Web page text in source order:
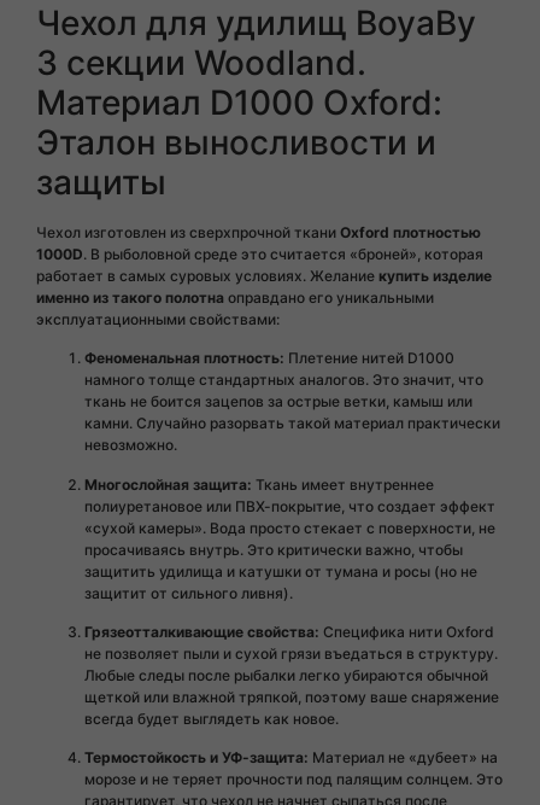
Чехол для удилищ BoyaBy
3 секции Woodland.
Материал D1000 Oxford:
Эталон выносливости и
защиты
Чехол изготовлен из сверхпрочной ткани Oxford плотностью
1000D. В рыболовной среде это считается «броней», которая
работает в самых суровых условиях. Желание купить изделие
именно из такого полотна оправдано его уникальными
эксплуатационными свойствами:
Феноменальная плотность: Плетение нитей D1000
намного толще стандартных аналогов. Это значит, что
ткань не боится зацепов за острые ветки, камыш или
камни. Случайно разорвать такой материал практически
невозможно.
Многослойная защита: Ткань имеет внутреннее
полиуретановое или ПВХ-покрытие, что создает эффект
«сухой камеры». Вода просто стекает с поверхности, не
просачиваясь внутрь. Это критически важно, чтобы
защитить удилища и катушки от тумана и росы (но не
защитит от сильного ливня).
Грязеотталкивающие свойства: Специфика нити Oxford
не позволяет пыли и сухой грязи въедаться в структуру.
Любые следы после рыбалки легко убираются обычной
щеткой или влажной тряпкой, поэтому ваше снаряжение
всегда будет выглядеть как новое.
Термостойкость и УФ-защита: Материал не «дубеет» на
морозе и не теряет прочности под палящим солнцем. Это
гарантирует, что чехол не начнет сыпаться после